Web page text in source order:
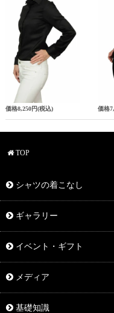
価格8,250円(税込) 価格
TOP
シャツの着こなし
ギャラリー
イベント・ギフト
メディア
基礎知識